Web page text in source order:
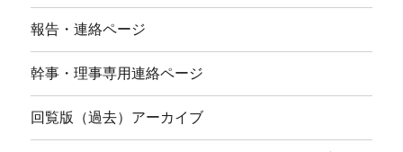
報告・連絡ページ
幹事・理事専用連絡ページ
回覧版（過去）アーカイブ